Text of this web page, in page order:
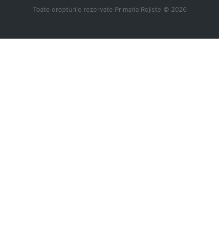
Toate drepturile rezervate Primaria Rojiste © 2026